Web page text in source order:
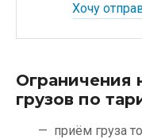
Хочу
Ограничения
грузов по
приём груза